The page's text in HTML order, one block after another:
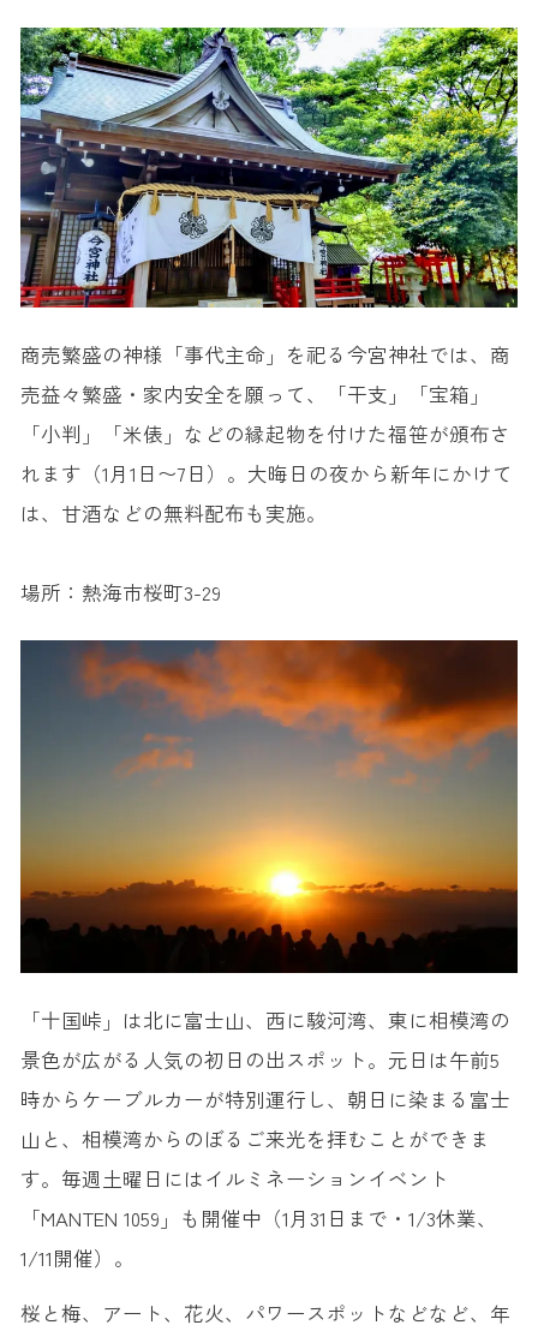
商売繁盛の神様「事代主命」を祀る今宮神社では、商
売益々繁盛・家内安全を願って、「干支」「宝箱」
「小判」「米俵」などの縁起物を付けた福笹が頒布さ
れます（1月1日〜7日）。大晦日の夜から新年にかけて
は、甘酒などの無料配布も実施。
場所：熱海市桜町3-29
「十国峠」は北に富士山、西に駿河湾、東に相模湾の
景色が広がる人気の初日の出スポット。元日は午前5
時からケーブルカーが特別運行し、朝日に染まる富士
山と、相模湾からのぼるご来光を拝むことができま
す。毎週土曜日にはイルミネーションイベント
「MANTEN 1059」も開催中（1月31日まで・1/3休業、
1/11開催）。
桜と梅、アート、花火、パワースポットなどなど、年